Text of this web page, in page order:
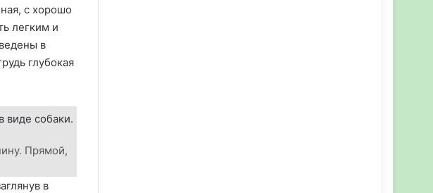
с хорошо
легким и
в
глубокая
Прямой,
в